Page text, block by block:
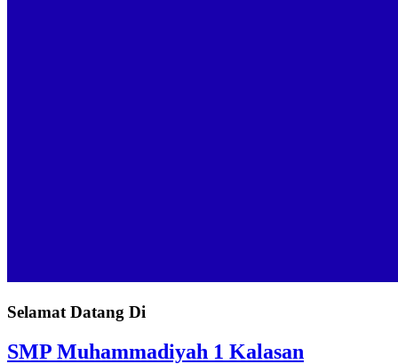
Selamat Datang Di
SMP Muhammadiyah 1 Kalasan